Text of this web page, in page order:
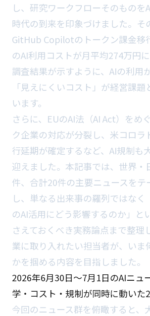
し、研究ワークフローそのものを
時代の到来を印象づけました。そ
GitHub Copilotのトークン課金移
のAI利用コストが月平均274万円
調査結果が示すように、AIの利用
「見えにくいコスト」が経営課題
います。
さらに、EUのAI法（AI Act）をめ
ク企業の対応が分裂し、米コロラ
行延期が確定するなど、AI規制も
迎えました。本記事では、世界・
件、合計20件の主要ニュースをテ
し、単なる出来事の羅列ではなく
のAI活用にどう影響するのか」と
さえておくべき実務論点まで整理
業に取り入れたい担当者が、いま
かを掴める内容を目指しました。
2026年6月30日〜7月1日のAIニュ
学・コスト・規制が同時に動いた
今回のニュース群を俯瞰すると、